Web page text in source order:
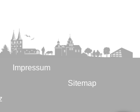
Impressum
Sitemap